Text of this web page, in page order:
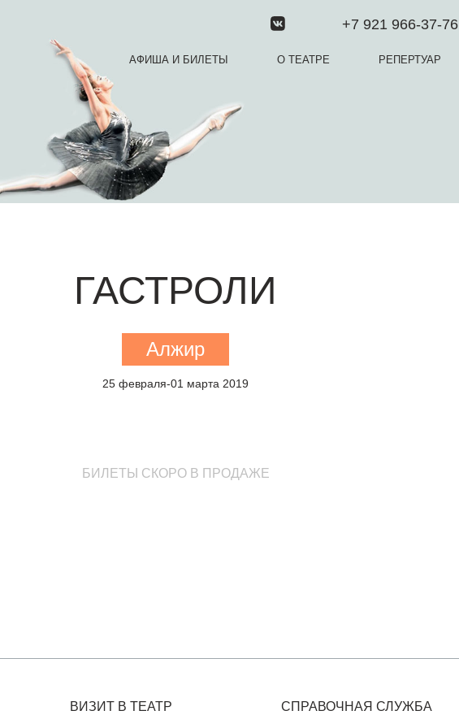
+7 921 966-37-76
АФИША И БИЛЕТЫ О ТЕАТРЕ РЕПЕРТУАР
ГАСТРОЛИ
Алжир
25 февраля-01 марта 2019
БИЛЕТЫ СКОРО В ПРОДАЖЕ
ВИЗИТ В ТЕАТР СПРАВОЧНАЯ СЛУЖБА